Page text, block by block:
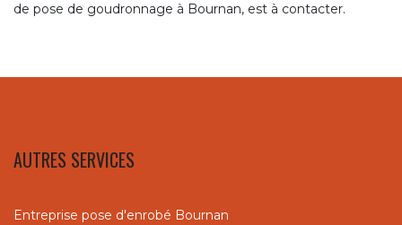
de pose de goudronnage à Bournan, est à contacter.
AUTRES SERVICES
Entreprise pose d'enrobé Bournan